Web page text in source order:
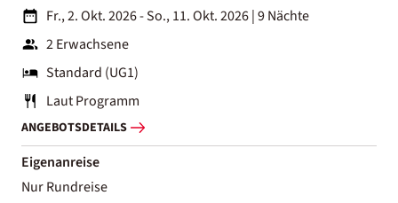
Fr., 2. Okt. 2026 - So., 11. Okt. 2026|9 Nächte
2 Erwachsene
Standard (UG1)
Laut Programm
ANGEBOTSDETAILS
Eigenanreise
Nur Rundreise